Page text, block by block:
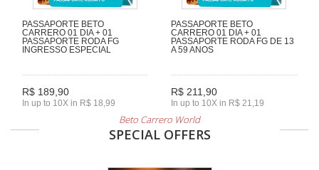
PASSAPORTE BETO
CARRERO 01 DIA + 01
PASSAPORTE RODA FG
INGRESSO ESPECIAL
R$ 189,90
In up to 10X in R$ 18,99
PASSAPORTE BETO
CARRERO 01 DIA + 01
PASSAPORTE RODA FG DE 13
A 59 ANOS
R$ 211,90
In up to 10X in R$ 21,19
Beto Carrero World
SPECIAL OFFERS